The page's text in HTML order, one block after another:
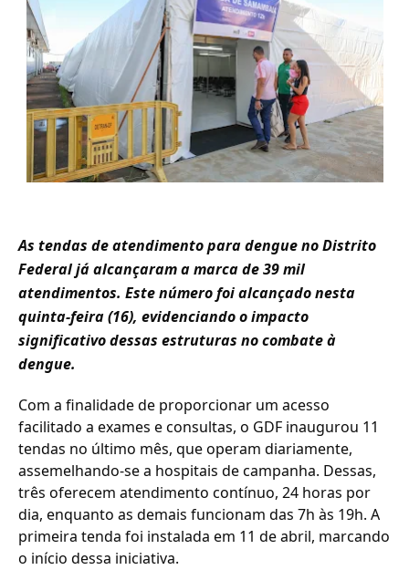
As tendas de atendimento para dengue no Distrito
Federal já alcançaram a marca de 39 mil
atendimentos. Este número foi alcançado nesta
quinta-feira (16), evidenciando o impacto
significativo dessas estruturas no combate à
dengue.
Com a finalidade de proporcionar um acesso
facilitado a exames e consultas, o GDF inaugurou 11
tendas no último mês, que operam diariamente,
assemelhando-se a hospitais de campanha. Dessas,
três oferecem atendimento contínuo, 24 horas por
dia, enquanto as demais funcionam das 7h às 19h. A
primeira tenda foi instalada em 11 de abril, marcando
o início dessa iniciativa.